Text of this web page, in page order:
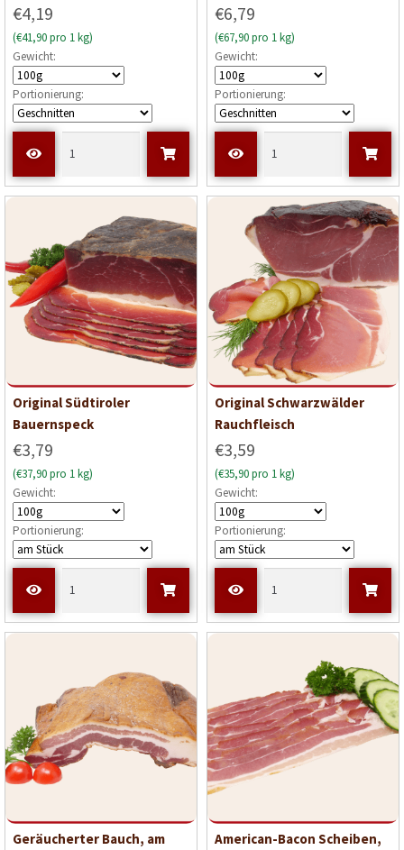
€4,19
(€41,90 pro 1 kg)
Gewicht:
Portionierung:
€6,79
(€67,90 pro 1 kg)
Gewicht:
Portionierung:
Original Südtiroler
Bauernspeck
€3,79
(€37,90 pro 1 kg)
Gewicht:
Portionierung:
Original Schwarzwälder
Rauchfleisch
€3,59
(€35,90 pro 1 kg)
Gewicht:
Portionierung:
Geräucherter Bauch, am
American-Bacon Scheiben,